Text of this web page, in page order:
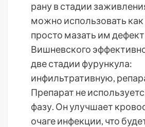
рану в стадии
можно использовать
просто мазать им
Вишневского
две стадии фурункула:
инфильтративную,
Препарат не
фазу. Он улучшает
очаге инфекции, что